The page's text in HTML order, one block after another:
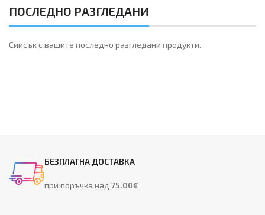
ПОСЛЕДНО РАЗГЛЕДАНИ
Сиисък с вашите последно разгледани продукти.
БЕЗПЛАТНА ДОСТАВКА
при поръчка над75.00€